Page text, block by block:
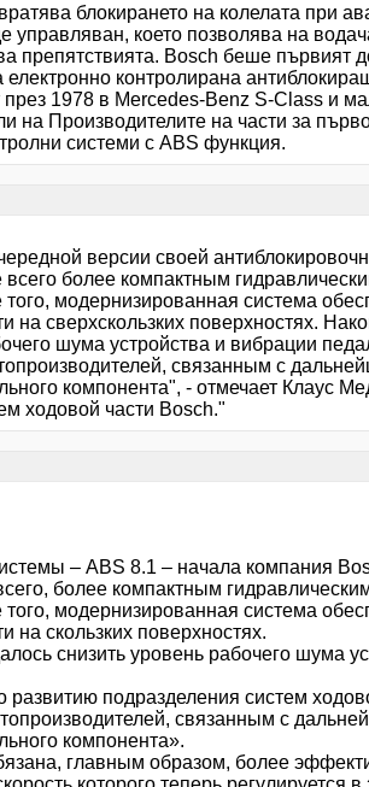
блокирането на колелата при
което позволява на
препятствията. Bosch беше първият
контролирана
1978 в Mercedes-Benz S-Class и
на Производителите на части за
системи с ABS функция.
версии своей
более компактным
модернизированная система
на сверхскользких поверхностях.
шума устройства и вибрации
связанным с
компонента", - отмечает Клаус
ходовой части Bosch."
– ABS 8.1 – начала компания
более компактным
модернизированная система
на скользких поверхностях.
снизить уровень рабочего шума
подразделения систем
связанным с
компонента».
главным образом, более